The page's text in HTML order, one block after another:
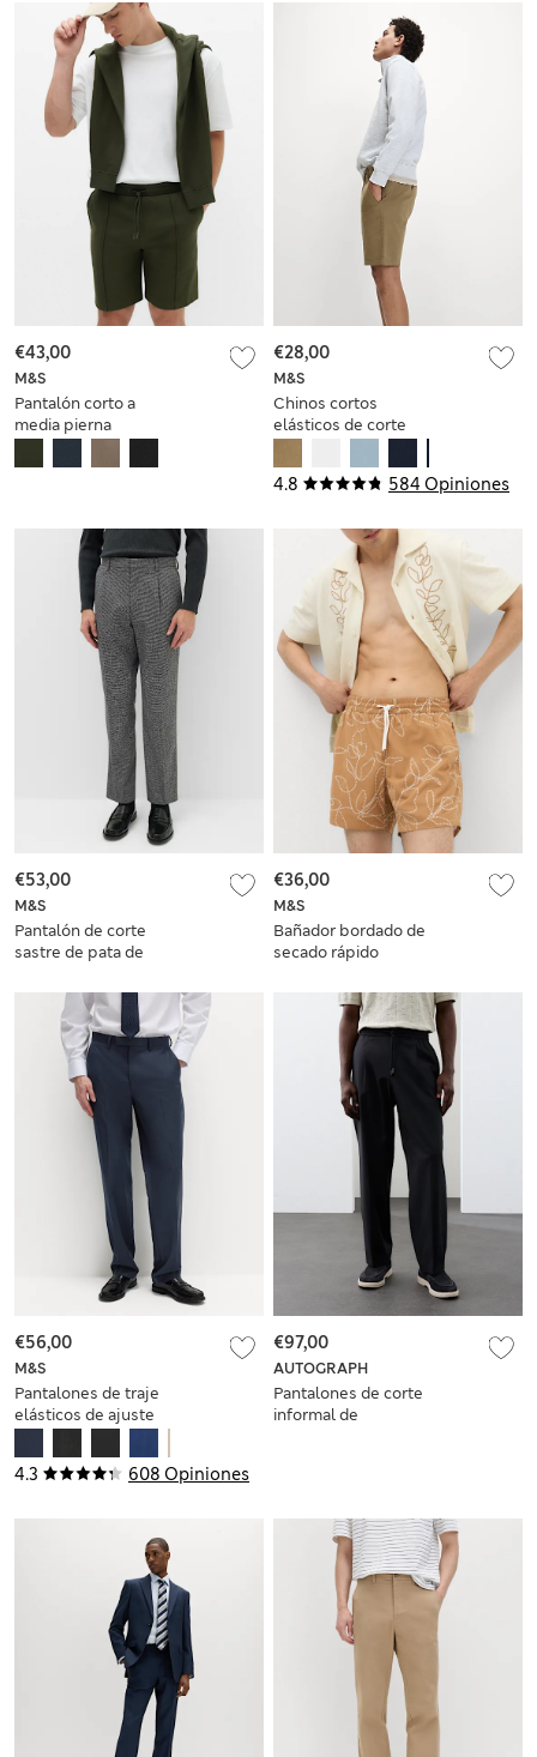
M&S
Pantalón corto a
media pierna
€43,00
4.8 584 Opiniones
M&S
Chinos cortos
elásticos de corte
€28,00
M&S
Pantalón de corte
sastre de pata de
€53,00
M&S
Bañador bordado de
secado rápido
€36,00
4.3 608 Opiniones
M&S
Pantalones de traje
elásticos de ajuste
€56,00
AUTOGRAPH
Pantalones de corte
informal de
€97,00